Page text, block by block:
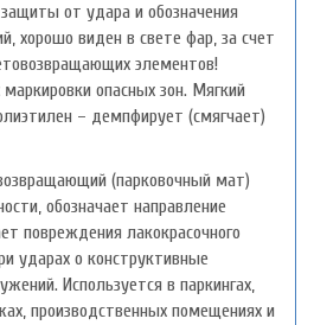
от удара и обозначения
хорошо виден в свете фар, за счет
элементов!
опасных зон. Мягкий
– демпфирует (смягчает)
(парковочный мат)
обозначает направление
повреждения лакокрасочного
ударах о конструктивные
Используется в паркингах,
производственных помещениях и